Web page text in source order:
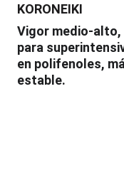
KORONEIKI
Vigor medio-alto,
para
en polifenoles,
estable.